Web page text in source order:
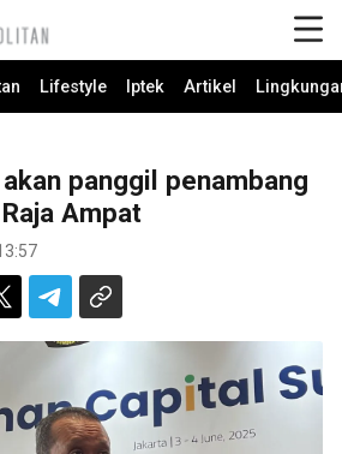
Lifestyle Iptek Artikel
panggil penambang
Ampat